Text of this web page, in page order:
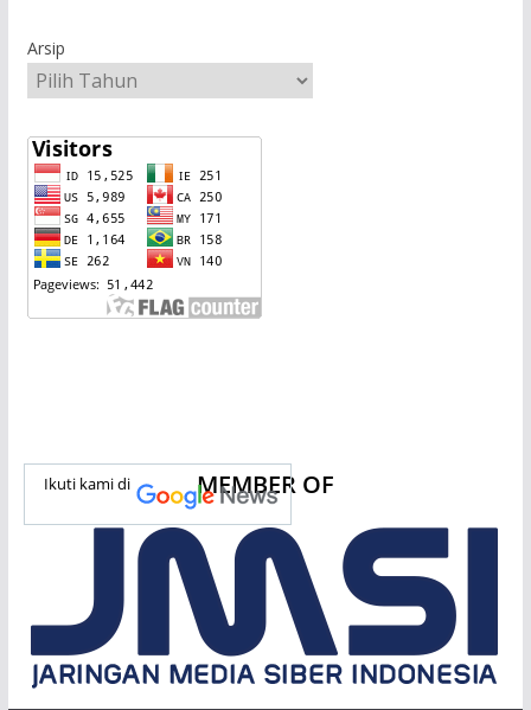
Arsip
Ikuti kami di MEMBER OF